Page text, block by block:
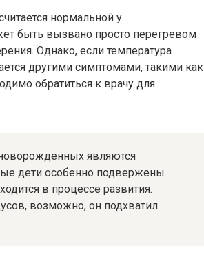
нормальной у
быть вызвано просто перегревом
Однако, если температура
другими симптомами, такими как
обратиться к врачу для
являются
дети особенно подвержены
в процессе развития.
возможно, он подхватил